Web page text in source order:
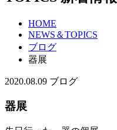
HOME
NEWS＆TOPICS
ブログ
器展
2020.08.09 ブログ
器展